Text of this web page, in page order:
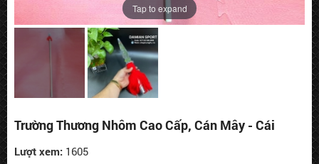
Tap to expand
Trường Thương Nhôm Cao Cấp, Cán Mây - Cái
Lượt xem: 1605